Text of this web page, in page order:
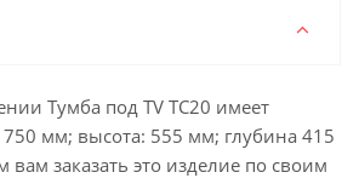
Тумба под ТV ТС20 имеет
мм; высота: 555 мм; глубина 415
заказать это изделие по своим